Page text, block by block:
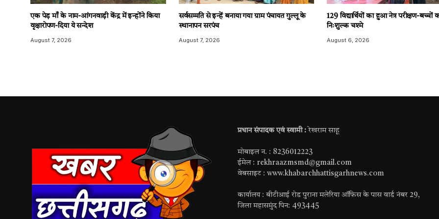
एक पेड़ माँ के नाम-आंगनवाड़ी केंद्र में इन्होंने किया
वृक्षारोपण-दिया ये सन्देश
August 7, 2026
सर्वसम्मति से इन्हें बनाया गया ग्राम पंचायत गुल्लू के
स्थानापन सरपंच
August 7, 2026
129 विद्यार्थियों का हुआ नेत्र परीक्षण-बच्चों
निःशुल्क चश्मे
August 6, 2026
प्रधान संपादक एवं स्वामी : रेखराम साहू
मोबाइल न. : 8236012223
ईमेल : rekhraazmsmd@gmail.com
वेबसाइट : www.khabarchhattisgarhnews.com
कार्यालय : बीटीआई रोड पुराना मलेरिया ऑफिस के पास वार्ड नंबर 29,
जिला महासमुंद पिन: 493445